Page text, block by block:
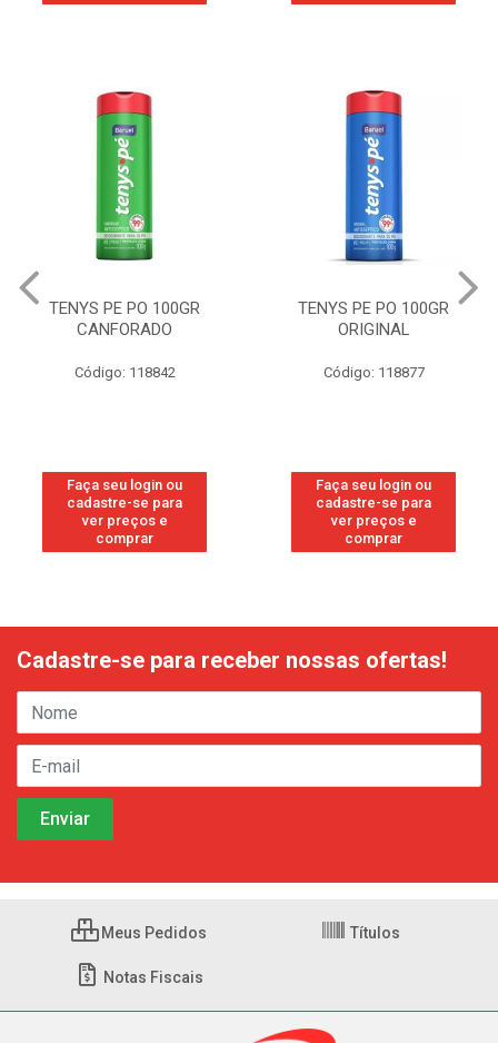
TENYS PE PO 100GR
CANFORADO
Código: 118842
Faça seu login ou
cadastre-se para
ver preços e
comprar
TENYS PE PO 100GR
ORIGINAL
Código: 118877
Faça seu login ou
cadastre-se para
ver preços e
comprar
Cadastre-se para receber nossas ofertas!
Meus Pedidos Títulos
Notas Fiscais